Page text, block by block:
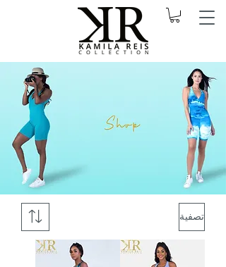
تصفية